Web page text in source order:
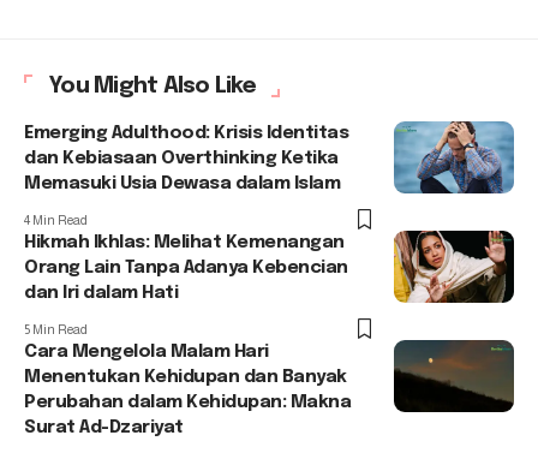
You Might Also Like
Emerging Adulthood: Krisis Identitas
dan Kebiasaan Overthinking Ketika
Memasuki Usia Dewasa dalam Islam
4 Min Read
Hikmah Ikhlas: Melihat Kemenangan
Orang Lain Tanpa Adanya Kebencian
dan Iri dalam Hati
5 Min Read
Cara Mengelola Malam Hari
Menentukan Kehidupan dan Banyak
Perubahan dalam Kehidupan: Makna
Surat Ad-Dzariyat